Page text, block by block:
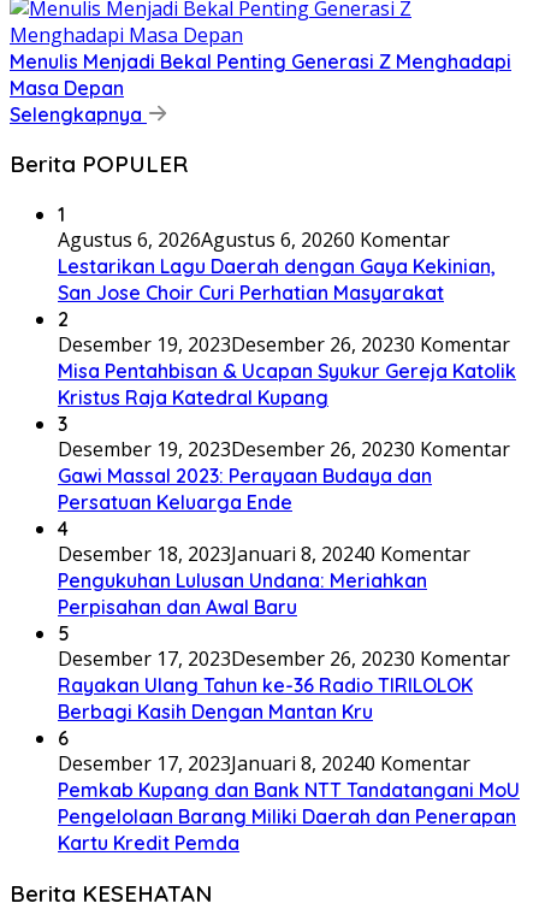
Menulis Menjadi Bekal Penting Generasi Z Menghadapi
Masa Depan
Selengkapnya
Berita POPULER
1
Agustus 6, 2026Agustus 6, 20260 Komentar
Lestarikan Lagu Daerah dengan Gaya Kekinian,
San Jose Choir Curi Perhatian Masyarakat
2
Desember 19, 2023Desember 26, 20230 Komentar
Misa Pentahbisan & Ucapan Syukur Gereja Katolik
Kristus Raja Katedral Kupang
3
Desember 19, 2023Desember 26, 20230 Komentar
Gawi Massal 2023: Perayaan Budaya dan
Persatuan Keluarga Ende
4
Desember 18, 2023Januari 8, 20240 Komentar
Pengukuhan Lulusan Undana: Meriahkan
Perpisahan dan Awal Baru
5
Desember 17, 2023Desember 26, 20230 Komentar
Rayakan Ulang Tahun ke-36 Radio TIRILOLOK
Berbagi Kasih Dengan Mantan Kru
6
Desember 17, 2023Januari 8, 20240 Komentar
Pemkab Kupang dan Bank NTT Tandatangani MoU
Pengelolaan Barang Miliki Daerah dan Penerapan
Kartu Kredit Pemda
Berita KESEHATAN